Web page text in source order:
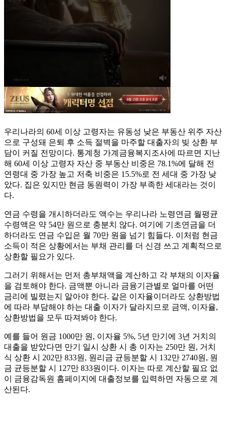
우리나라의 60세 이상 고령자는 유동성 낮은 부동산 위주 자산
으로 구성돼 은퇴 후 소득 절벽을 마주할 대출자의 빚 상환 부
담이 커질 전망이다. 통계청 가계금융복지조사에 따르면 지난
해 60세 이상 고령자 자산 중 부동산 비중은 78.1%에 달해 전
연령대 중 가장 높고 저축 비중은 15.5%로 전 세대 중 가장 낮
았다. 집은 있지만 현금 동원력이 가장 부족한 세대라는 것이
다.
연금 수령을 개시하더라도 액수는 우리나라 노령연금 월평균
수령액은 약 54만 원으로 충분치 않다. 여기에 기초연금을 더
하더라도 연금 수입은 월 70만 원을 넘기 힘들다. 이처럼 현금
소득이 적은 상황에서는 부채 관리를 더 신경 쓰고 계획적으로
상환할 필요가 있다.
그러기 위해서는 먼저 총부채액을 계산하고 각 부채의 이자율
을 검토해야 한다. 금액뿐 아니라 금융기관별로 얼마를 어떤
금리에 빌렸는지 알아야 한다. 같은 이자율이더라도 상환방법
에 따라 부담해야 하는 대출 이자가 달라지므로 금액, 이자율,
상환방법을 모두 따져봐야 한다.
예를 들어 원금 1000만 원, 이자율 5%, 5년 만기에 3년 거치의
대출을 받았다면 만기 일시 상환 시 총 이자는 250만 원, 거치
식 상환 시 202만 833원, 원리금 균등분할 시 132만 2740원, 원
금 균등분할 시 127만 833원이다. 이자는 따로 계산할 필요 없
이 금융감독원 홈페이지에 대출정보를 입력하면 자동으로 계
산된다.